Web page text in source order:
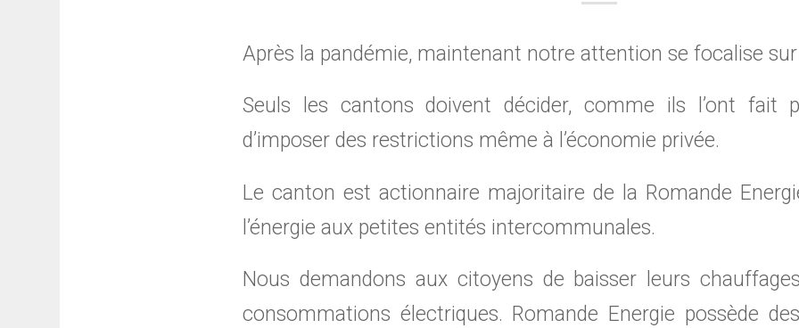
Après la pandémie, maintenant notre attention se focalise sur
Seuls les cantons doivent décider, comme ils l’ont fait
d’imposer des restrictions même à l’économie privée.
Le canton est actionnaire majoritaire de la Romande
l’énergie aux petites entités intercommunales.
Nous demandons aux citoyens de baisser leurs
consommations électriques. Romande Energie possède